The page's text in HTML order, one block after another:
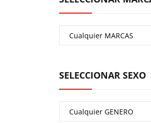
SELECCIONAR SEXO